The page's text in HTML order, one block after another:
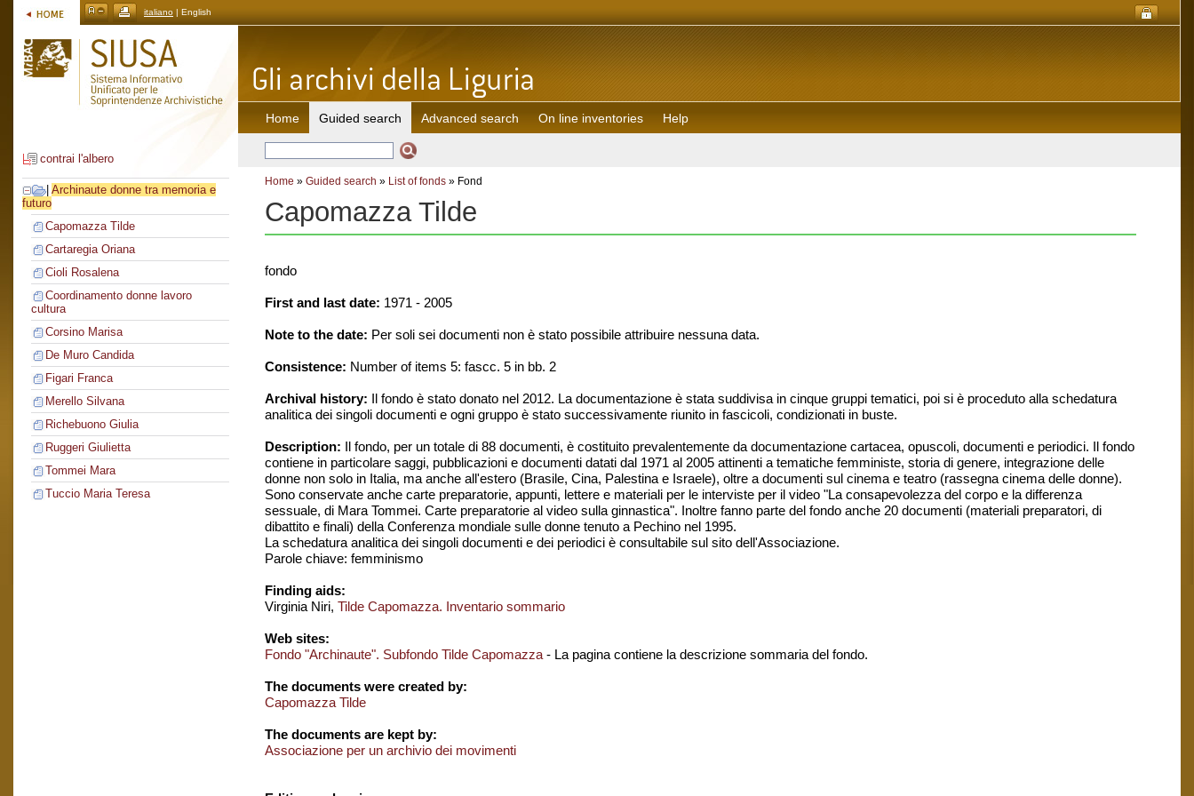
italiano | English
contrai l'albero
Archinaute donne tra memoria e
futuro
Capomazza Tilde
Cartaregia Oriana
Cioli Rosalena
Coordinamento donne lavoro
cultura
Corsino Marisa
De Muro Candida
Figari Franca
Merello Silvana
Richebuono Giulia
Ruggeri Giulietta
Tommei Mara
Tuccio Maria Teresa
Home Guided search Advanced search On line inventories Help
Home » Guided search » List of fonds » Fond
Capomazza Tilde
fondo
First and last date: 1971 - 2005
Note to the date: Per soli sei documenti non è stato possibile attribuire nessuna data.
Consistence: Number of items 5: fascc. 5 in bb. 2
Archival history: Il fondo è stato donato nel 2012. La documentazione è stata suddivisa in cinque gruppi tematici, poi si è proceduto alla schedatura
analitica dei singoli documenti e ogni gruppo è stato successivamente riunito in fascicoli, condizionati in buste.
Description: Il fondo, per un totale di 88 documenti, è costituito prevalentemente da documentazione cartacea, opuscoli, documenti e periodici. Il fondo
contiene in particolare saggi, pubblicazioni e documenti datati dal 1971 al 2005 attinenti a tematiche femministe, storia di genere, integrazione delle
donne non solo in Italia, ma anche all'estero (Brasile, Cina, Palestina e Israele), oltre a documenti sul cinema e teatro (rassegna cinema delle donne).
Sono conservate anche carte preparatorie, appunti, lettere e materiali per le interviste per il video "La consapevolezza del corpo e la differenza
sessuale, di Mara Tommei. Carte preparatorie al video sulla ginnastica". Inoltre fanno parte del fondo anche 20 documenti (materiali preparatori, di
dibattito e finali) della Conferenza mondiale sulle donne tenuto a Pechino nel 1995.
La schedatura analitica dei singoli documenti e dei periodici è consultabile sul sito dell'Associazione.
Parole chiave: femminismo
Finding aids:
Virginia Niri, Tilde Capomazza. Inventario sommario
Web sites:
Fondo "Archinaute". Subfondo Tilde Capomazza - La pagina contiene la descrizione sommaria del fondo.
The documents were created by:
Capomazza Tilde
The documents are kept by:
Associazione per un archivio dei movimenti